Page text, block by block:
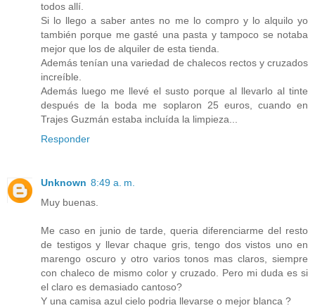
todos allí.
Si lo llego a saber antes no me lo compro y lo alquilo yo
también porque me gasté una pasta y tampoco se notaba
mejor que los de alquiler de esta tienda.
Además tenían una variedad de chalecos rectos y cruzados
increíble.
Además luego me llevé el susto porque al llevarlo al tinte
después de la boda me soplaron 25 euros, cuando en
Trajes Guzmán estaba incluída la limpieza...
Responder
Unknown 8:49 a. m.
Muy buenas.
Me caso en junio de tarde, queria diferenciarme del resto
de testigos y llevar chaque gris, tengo dos vistos uno en
marengo oscuro y otro varios tonos mas claros, siempre
con chaleco de mismo color y cruzado. Pero mi duda es si
el claro es demasiado cantoso?
Y una camisa azul cielo podria llevarse o mejor blanca ?